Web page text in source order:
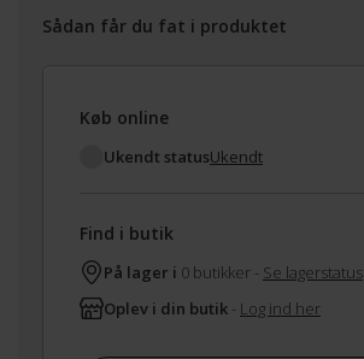
Sådan får du fat i produktet
Køb online
Ukendt statusUkendt
Find i butik
På lager i 0 butikker - Se lagerstatus
Oplev i din butik - Log ind her